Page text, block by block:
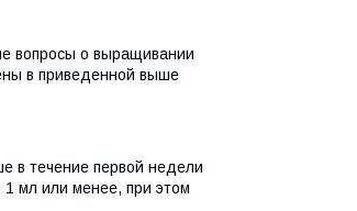
вопросы о выращивании
в приведенной выше
в течение первой недели
мл или менее, при этом